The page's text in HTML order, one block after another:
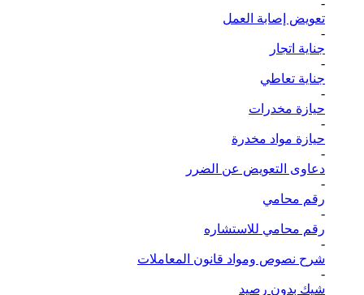
-
تعويض إصابة العمل
-
جناية اتجار
-
جناية تعاطي
-
حيازة مخدرات
-
حيازة مواد مخدرة
-
دعاوى التعويض عن الضرر
-
رقم محامي
-
رقم محامي للاستشاره
-
شرح نصوص ومواد قانون المعاملات
-
شيك بدون رصيد